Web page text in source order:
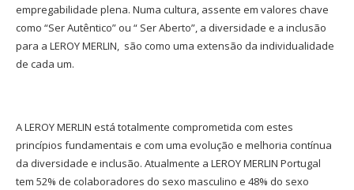
empregabilidade plena. Numa cultura, assente em valores chave
como “Ser Autêntico” ou “ Ser Aberto”, a diversidade e a inclusão
para a LEROY MERLIN, são como uma extensão da individualidade
de cada um.
A LEROY MERLIN está totalmente comprometida com estes
princípios fundamentais e com uma evolução e melhoria contínua
da diversidade e inclusão. Atualmente a LEROY MERLIN Portugal
tem 52% de colaboradores do sexo masculino e 48% do sexo